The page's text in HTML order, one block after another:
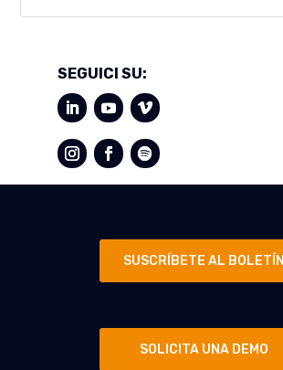
SEGUICI SU:
SUSCRÍBETE AL BOLETÍN
SOLICITA UNA DEMO